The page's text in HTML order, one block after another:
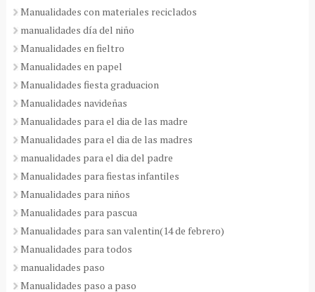
Manualidades con materiales reciclados
manualidades día del niño
Manualidades en fieltro
Manualidades en papel
Manualidades fiesta graduacion
Manualidades navideñas
Manualidades para el dia de las madre
Manualidades para el dia de las madres
manualidades para el dia del padre
Manualidades para fiestas infantiles
Manualidades para niños
Manualidades para pascua
Manualidades para san valentin(14 de febrero)
Manualidades para todos
manualidades paso
Manualidades paso a paso